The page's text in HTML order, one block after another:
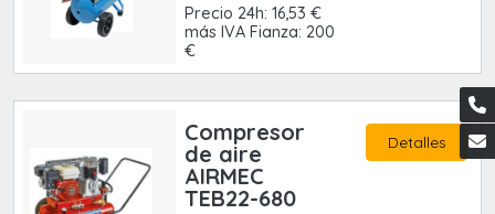
Precio 24h: 16,53 €
más IVA Fianza: 200
€
Compresor
de aire
AIRMEC
TEB22-680
Detalles